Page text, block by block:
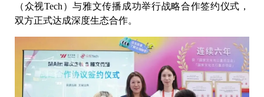
（众视Tech）与雅文传播成功举行战略合作签约仪式，
双方正式达成深度生态合作。